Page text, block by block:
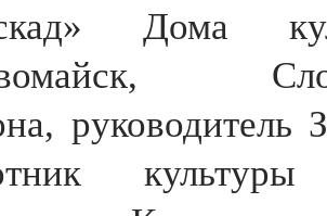
Дома
руководитель
культуры